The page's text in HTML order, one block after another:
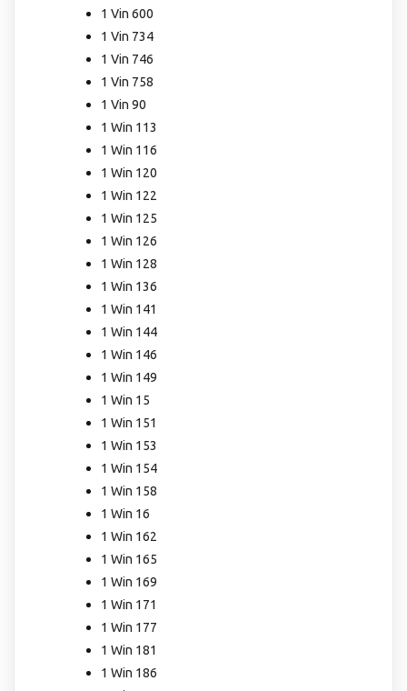
1 Vin 600
1 Vin 734
1 Vin 746
1 Vin 758
1 Vin 90
1 Win 113
1 Win 116
1 Win 120
1 Win 122
1 Win 125
1 Win 126
1 Win 128
1 Win 136
1 Win 141
1 Win 144
1 Win 146
1 Win 149
1 Win 15
1 Win 151
1 Win 153
1 Win 154
1 Win 158
1 Win 16
1 Win 162
1 Win 165
1 Win 169
1 Win 171
1 Win 177
1 Win 181
1 Win 186